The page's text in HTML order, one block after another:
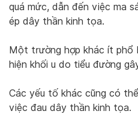
quá mức, dẫn đến việc ma
ép dây thần kinh tọa.
Một trường hợp khác ít phổ
hiện khối u do tiểu đường
Các yếu tố khác cũng có
việc đau dây thần kinh tọa.